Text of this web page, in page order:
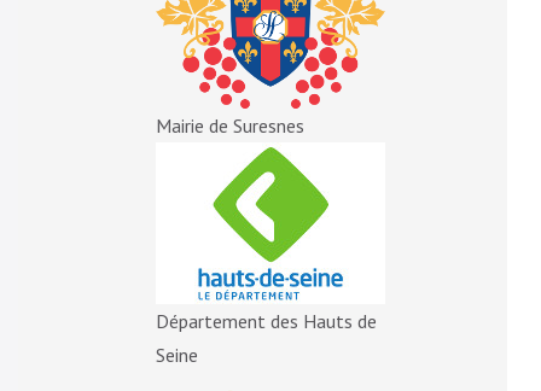
Mairie de Suresnes
Département des Hauts de
Seine